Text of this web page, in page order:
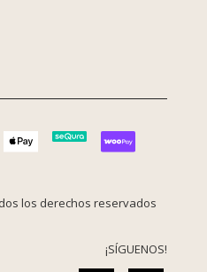
los derechos reservados
¡SÍGUENOS!